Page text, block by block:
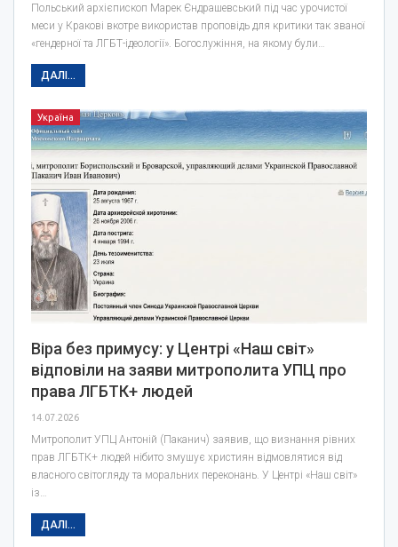
Польський архієпископ Марек Єндрашевський під час урочистої
меси у Кракові вкотре використав проповідь для критики так званої
«гендерної та ЛГБТ-ідеології». Богослужіння, на якому були…
ДАЛІ...
Україна
Віра без примусу: у Центрі «Наш світ»
відповіли на заяви митрополита УПЦ про
права ЛГБТК+ людей
14.07.2026
Митрополит УПЦ Антоній (Паканич) заявив, що визнання рівних
прав ЛГБТК+ людей нібито змушує християн відмовлятися від
власного світогляду та моральних переконань. У Центрі «Наш світ»
із…
ДАЛІ...